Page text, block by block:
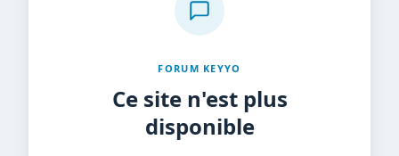
FORUM KEYYO
Ce site n'est plus
disponible